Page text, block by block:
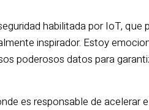
habilitada por IoT, que
inspirador. Estoy
poderosos datos para
es responsable de acelerar